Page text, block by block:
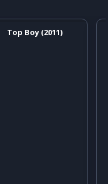
Top Boy (2011)